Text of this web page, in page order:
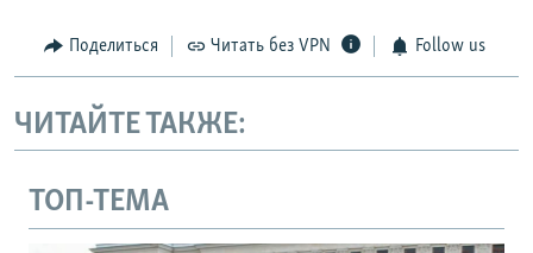
Поделиться Читать без VPN Follow us
ЧИТАЙТЕ ТАКЖЕ:
ТОП-ТЕМА